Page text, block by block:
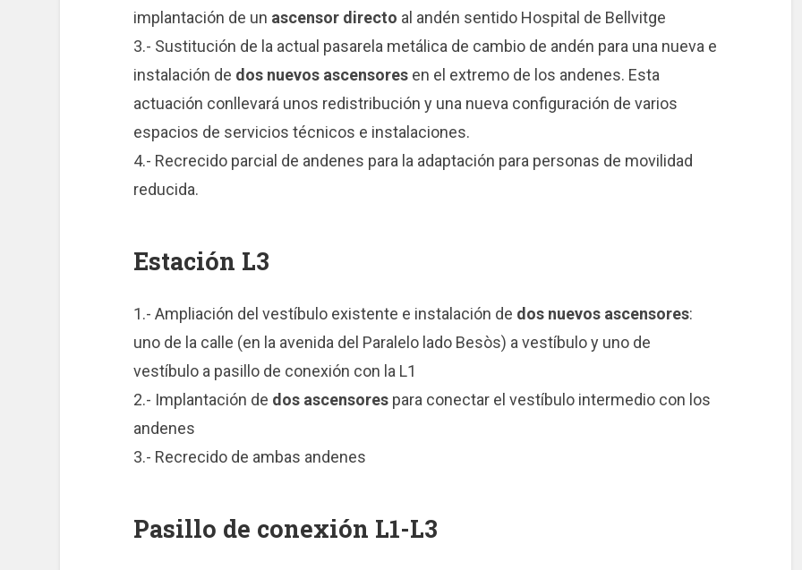
implantación de un ascensor directo al andén sentido Hospital de Bellvitge
3.- Sustitución de la actual pasarela metálica de cambio de andén para una nueva e
instalación de dos nuevos ascensoresen el extremo de los andenes. Esta
actuación conllevará unos redistribución y una nueva configuración de varios
espacios de servicios técnicos e instalaciones.
4.- Recrecido parcial de andenes para la adaptación para personas de movilidad
reducida.
Estación L3
1.- Ampliación del vestíbulo existente e instalación de dos nuevos ascensores:
uno de la calle (en la avenida del Paralelo lado Besòs) a vestíbulo y uno de
vestíbulo a pasillo de conexión con la L1
2.- Implantación de dos ascensorespara conectar el vestíbulo intermedio con los
andenes
3.- Recrecido de ambas andenes
Pasillo de conexión L1-L3